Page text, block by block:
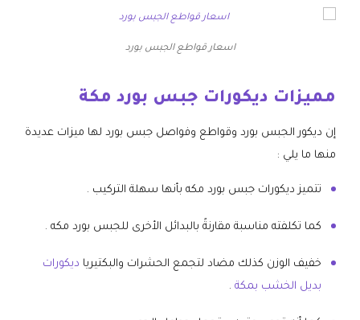
اسعار قواطع الجبس بورد
مميزات ديكورات جبس بورد مكة
إن ديكور الجبس بورد وقواطع وفواصل جبس بورد لها ميزات عديدة
منها ما يلي :
تتميز ديكورات جبس بورد مكه بأنها سهلة التركيب .
كما تكلفته مناسبة مقارنةً بالبدائل الأخرى للجبس بورد مكه .
خفيف الوزن كذلك مضاد لتجمع الحشرات والبكتيريا ديكورات
بديل الخشب بمكة .